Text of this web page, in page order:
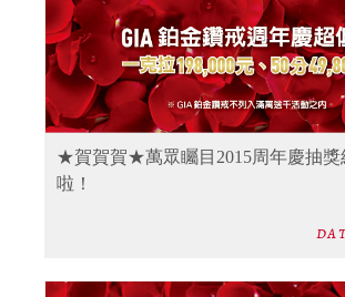
★賀賀賀★萬眾矚目2015周年慶抽獎
啦！